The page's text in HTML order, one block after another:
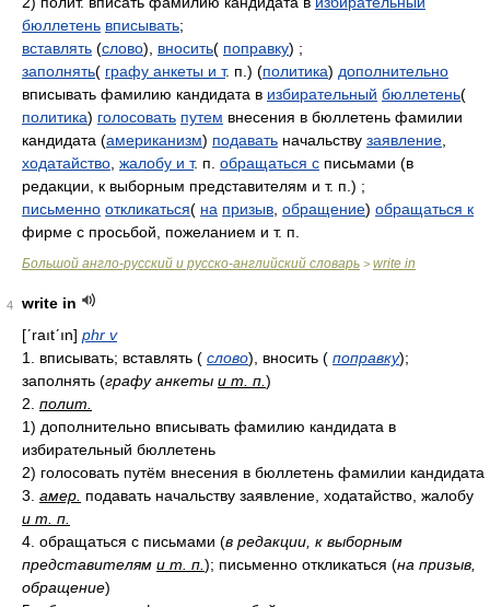
бюллетень вписывать;
вставлять (слово), вносить( поправку) ;
заполнять( графу анкеты и т. п.) (политика) дополнительно
вписывать фамилию кандидата в избирательный бюллетень(
политика) голосовать путем внесения в бюллетень фамилии
кандидата (американизм) подавать начальству заявление
ходатайство жалобу и т. п. обращаться с письмами (в
редакции, к выборным представителям и т. п.) ;
письменно откликаться( на призыв обращение) обращаться к
фирме с просьбой, пожеланием и т. п.
Большой англо-русский и русско-английский словарь > write in
4
write in
[ʹraıtʹın] phr v
1. вписывать; вставлять ( слово), вносить ( поправку);
заполнять (графу анкеты и т. п. )
2. полит.
1) дополнительно вписывать фамилию кандидата в
избирательный бюллетень
2) голосовать путём внесения в бюллетень фамилии кандидата
3. амер. подавать начальству заявление, ходатайство, жалобу
и т. п.
4. обращаться с письмами (в редакции, к выборным
представителям и т. п. ); письменно откликаться (на призыв,
обращение)